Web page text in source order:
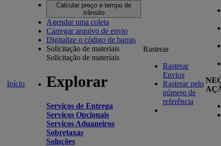
Início
Calcular preço e tempo de
trânsito
Agendar uma coleta
Carregar arquivo de envio
Digitalize o código de barras
Solicitação de materiais
Solicitação de materiais
Explorar
Serviços de Entrega
Serviços Opcionais
Serviços Aduaneiros
Sobretaxas
Soluções
Rastrear
Rastrear
Envios
Rastrear pelo
número de
referência